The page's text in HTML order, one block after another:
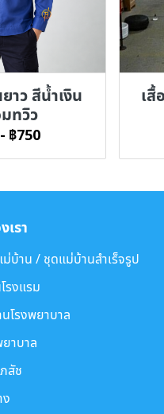
าว สีน้ำเงิน
ทวิว
- ฿750
เสื้
เรา
บ้าน / ชุดแม่บ้านสำเร็จรูป
รงแรม
โรงพยาบาล
าบาล
สัช
ง